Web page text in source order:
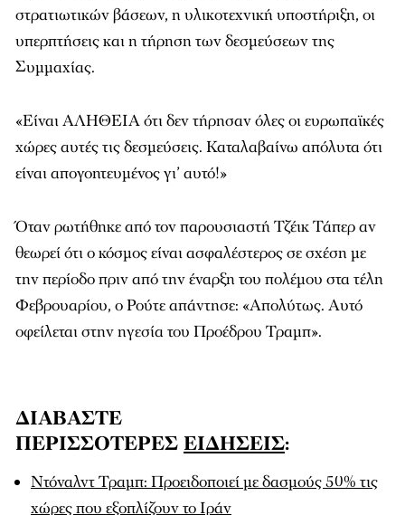
στρατιωτικών βάσεων, η υλικοτεχνική υποστήριξη, οι
υπερπτήσεις και η τήρηση των δεσμεύσεων της
Συμμαχίας.
«Είναι ΑΛΗΘΕΙΑ ότι δεν τήρησαν όλες οι ευρωπαϊκές
χώρες αυτές τις δεσμεύσεις. Καταλαβαίνω απόλυτα ότι
είναι απογοητευμένος γι’ αυτό!»
Όταν ρωτήθηκε από τον παρουσιαστή Τζέικ Τάπερ αν
θεωρεί ότι ο κόσμος είναι ασφαλέστερος σε σχέση με
την περίοδο πριν από την έναρξη του πολέμου στα τέλη
Φεβρουαρίου, ο Ρούτε απάντησε: «Απολύτως. Αυτό
οφείλεται στην ηγεσία του Προέδρου Τραμπ».
ΔΙΑΒΑΣΤΕ
ΠΕΡΙΣΣΟΤΕΡΕΣ ΕΙΔΗΣΕΙΣ:
Ντόναλντ Τραμπ: Προειδοποιεί με δασμούς 50% τις
χώρες που εξοπλίζουν το Ιράν